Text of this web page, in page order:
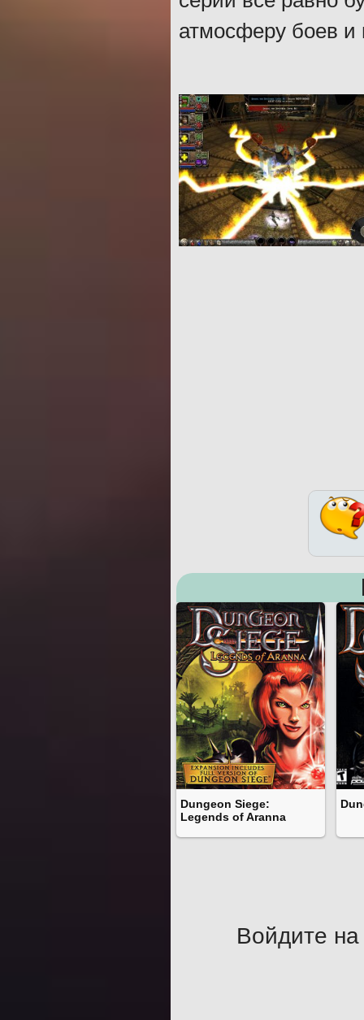
атмосферу боев и
Dungeon Siege:
Legends of Aranna
Войдите на